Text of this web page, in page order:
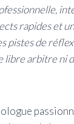
rapides et
pistes de
arbitre ni